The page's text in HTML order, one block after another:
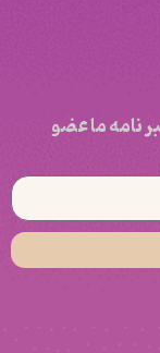
نامه ما عضو